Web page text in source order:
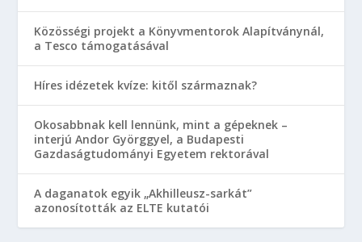
Közösségi projekt a Könyvmentorok Alapítványnál,
a Tesco támogatásával
Híres idézetek kvíze: kitől származnak?
Okosabbnak kell lennünk, mint a gépeknek –
interjú Andor Györggyel, a Budapesti
Gazdaságtudományi Egyetem rektorával
A daganatok egyik „Akhilleusz-sarkát”
azonosították az ELTE kutatói